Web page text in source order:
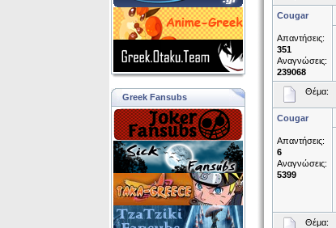
Greek Fansubs
Cougar
Απαντήσεις:
351
Αναγνώσεις:
239068
Θέμα:
Cougar
Απαντήσεις:
6
Αναγνώσεις:
5399
Θέμα: